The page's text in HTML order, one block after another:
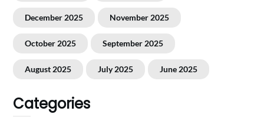
December 2025 November 2025
October 2025 September 2025
August 2025 July 2025 June 2025
Categories